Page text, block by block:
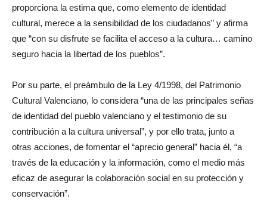
proporciona la estima que, como elemento de identidad
cultural, merece a la sensibilidad de los ciudadanos” y afirma
que “con su disfrute se facilita el acceso a la cultura… camino
seguro hacia la libertad de los pueblos”.
Por su parte, el preámbulo de la Ley 4/1998, del Patrimonio
Cultural Valenciano, lo considera “una de las principales señas
de identidad del pueblo valenciano y el testimonio de su
contribución a la cultura universal”, y por ello trata, junto a
otras acciones, de fomentar el “aprecio general” hacia él, “a
través de la educación y la información, como el medio más
eficaz de asegurar la colaboración social en su protección y
conservación”.